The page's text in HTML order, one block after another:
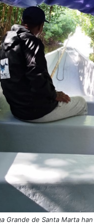
Grande de Santa Marta